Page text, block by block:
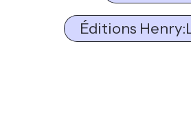
Éditions